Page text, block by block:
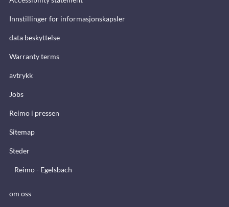
Innstillinger for informasjonskapsler
data beskyttelse
Warranty terms
avtrykk
Jobs
Reimo i pressen
Sitemap
Steder
Reimo - Egelsbach
om oss